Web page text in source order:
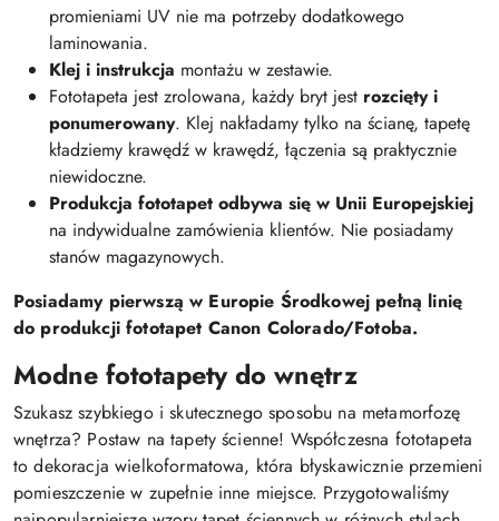
promieniami UV nie ma potrzeby dodatkowego
laminowania.
Klej i instrukcja montażu w zestawie.
Fototapeta jest zrolowana, każdy bryt jest rozcięty i
ponumerowany. Klej nakładamy tylko na ścianę, tapetę
kładziemy krawędź w krawędź, łączenia są praktycznie
niewidoczne.
Produkcja fototapet odbywa się w Unii Europejskiej
na indywidualne zamówienia klientów. Nie posiadamy
stanów magazynowych.
Posiadamy pierwszą w Europie Środkowej pełną linię
do produkcji fototapet Canon Colorado/Fotoba.
Modne fototapety do wnętrz
Szukasz szybkiego i skutecznego sposobu na metamorfozę
wnętrza? Postaw na tapety ścienne! Współczesna fototapeta
to dekoracja wielkoformatowa, która błyskawicznie przemieni
pomieszczenie w zupełnie inne miejsce. Przygotowaliśmy